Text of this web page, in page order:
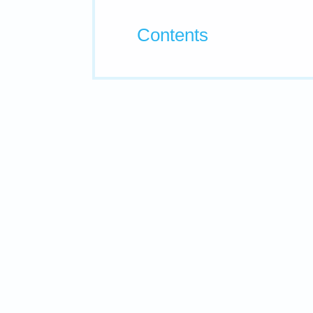
Contents